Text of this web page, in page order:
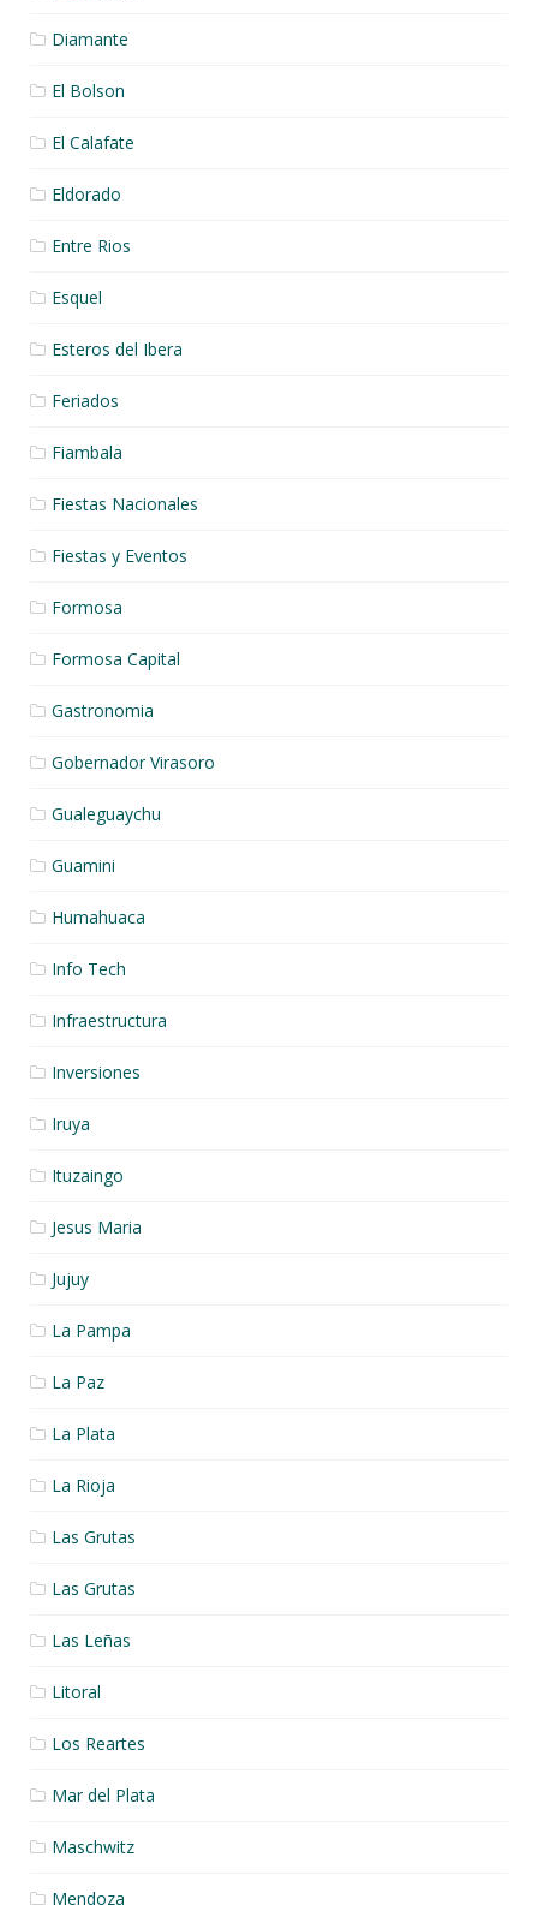
Diamante
El Bolson
El Calafate
Eldorado
Entre Rios
Esquel
Esteros del Ibera
Feriados
Fiambala
Fiestas Nacionales
Fiestas y Eventos
Formosa
Formosa Capital
Gastronomia
Gobernador Virasoro
Gualeguaychu
Guamini
Humahuaca
Info Tech
Infraestructura
Inversiones
Iruya
Ituzaingo
Jesus Maria
Jujuy
La Pampa
La Paz
La Plata
La Rioja
Las Grutas
Las Grutas
Las Leñas
Litoral
Los Reartes
Mar del Plata
Maschwitz
Mendoza